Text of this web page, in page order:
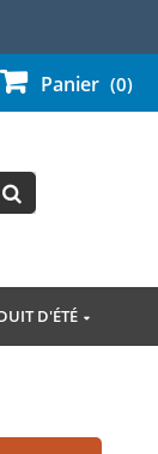
Panier (0)
D'ÉTÉ